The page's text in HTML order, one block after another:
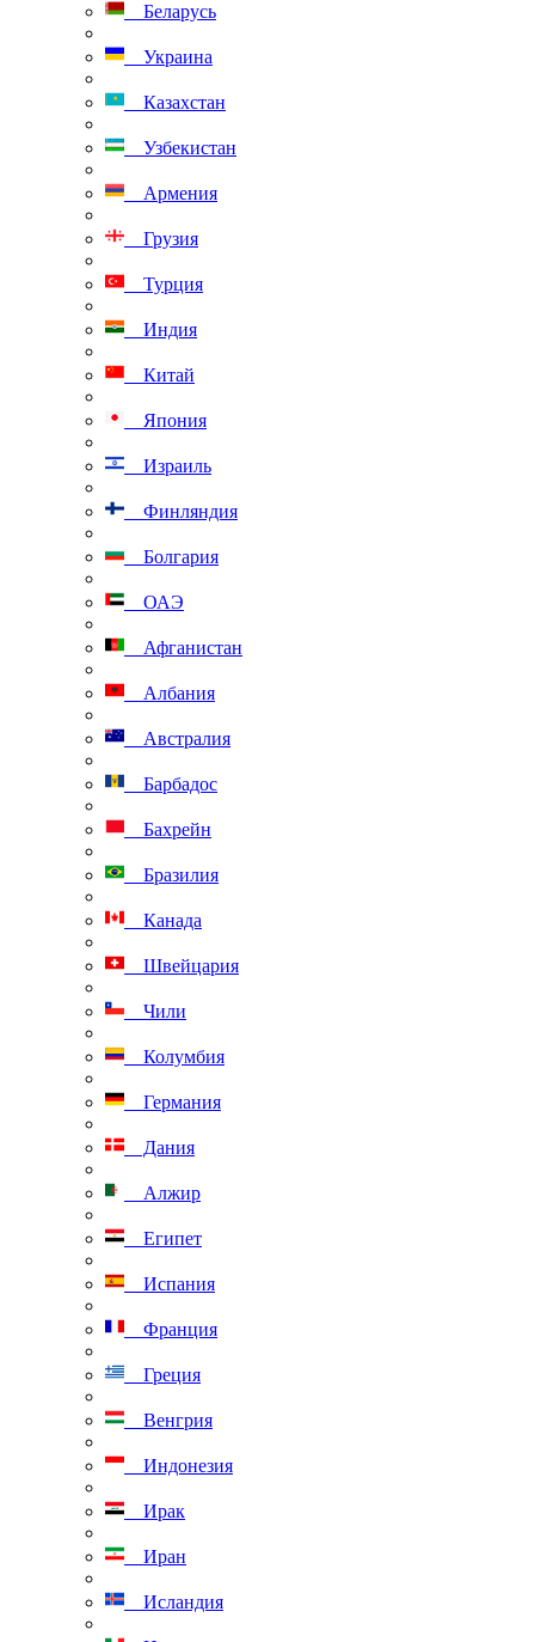
Беларусь
Украина
Казахстан
Узбекистан
Армения
Грузия
Турция
Индия
Китай
Япония
Израиль
Финляндия
Болгария
ОАЭ
Афганистан
Албания
Австралия
Барбадос
Бахрейн
Бразилия
Канада
Швейцария
Чили
Колумбия
Германия
Дания
Алжир
Египет
Испания
Франция
Греция
Венгрия
Индонезия
Ирак
Иран
Исландия